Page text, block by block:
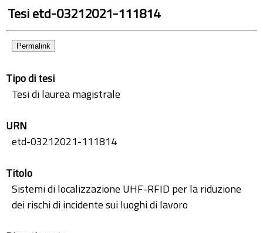
Tesi etd-03212021-111814
Permalink
Tipo di tesi
Tesi di laurea magistrale
URN
etd-03212021-111814
Titolo
Sistemi di localizzazione UHF-RFID per la riduzione
dei rischi di incidente sui luoghi di lavoro